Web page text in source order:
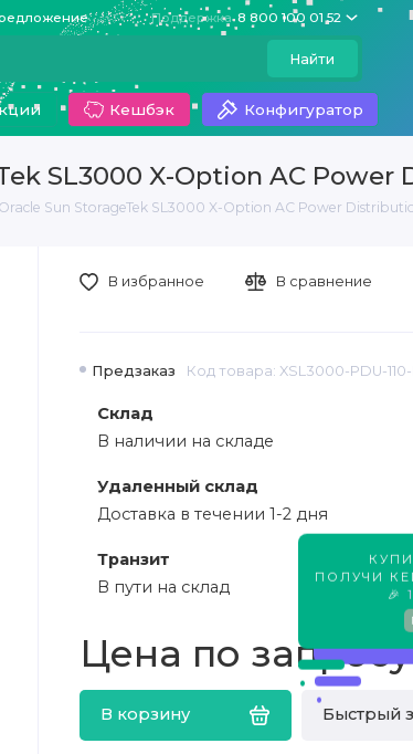
Поддержка 8 800 100 01 52
Найти
Кешбэк Конфигуратор
SL3000 X-Option AC
Sun StorageTek SL3000 X-Option AC Power
ПОЛУЧИ
🎉 1
Предзаказ Код товара: XSL3000-PDU-
Склад
В наличии на складе
Удаленный склад
Доставка в течении 1-2 дня
Транзит
В пути на склад
Цена по запросу
В корзину Быстрый
В избранное В сравнение